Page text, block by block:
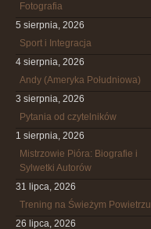
Fotografia
5 sierpnia, 2026
Sport i Integracja
4 sierpnia, 2026
Andy (Ameryka Południowa)
3 sierpnia, 2026
Pytania od czytelników
1 sierpnia, 2026
Mistrzowie Pióra: Biografie i
Sylwetki Autorów
31 lipca, 2026
Trening na Świeżym Powietrzu
26 lipca, 2026